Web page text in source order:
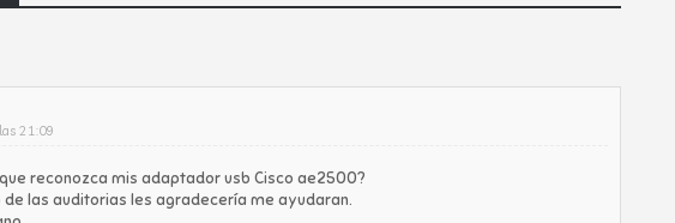
21:09
reconozca mis adaptador usb Cisco ae2500?
de las auditorias les agradecería me ayudaran.